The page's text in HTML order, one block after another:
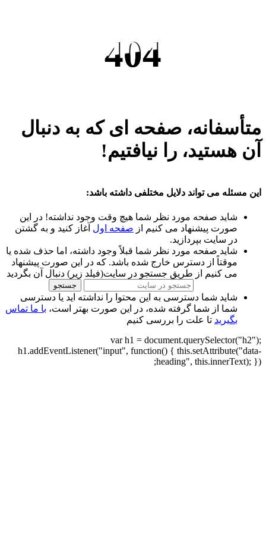
404
متأسفانه، صفحه ای که به دنبال
آن هستید، را نیافتیم!
این مسئله می تواند دلایل مختلفی داشته باشد:
شاید صفحه مورد نظر شما هیچ وقت وجود نداشته! در این
صورت پیشنهاد می کنیم از صفحه اول آغاز کنید و به گشتن
در سایت بپردازید.
شاید صفحه مورد نظر شما قبلاً وجود داشته، اما حذف شده یا
موقتاً از دسترس خارج شده باشد. که در این صورت پیشنهاد
می کنیم از طریق جستجو در سایت(فیلد زیر) دنبال آن بگردید
جستجو
شاید شما دسترسی به این محتوا را نداشته اید یا دسترسی
شما از شما گرفته شده، در این صورت بهتر است، با ما تماس
بگیرید تا علت را بررسی کنیم
var h1 = document.querySelector("h2");
h1.addEventListener("input", function() { this.setAttribute("data-
heading", this.innerText); });